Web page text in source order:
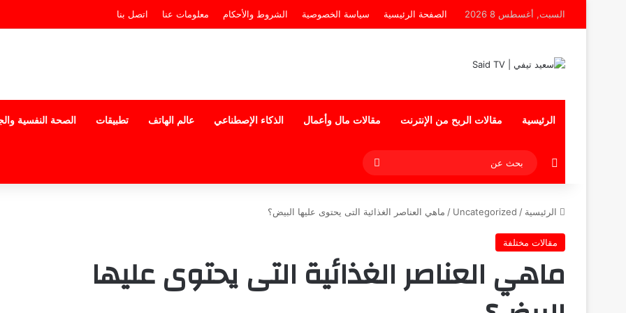
السبت, أغسطس 8 2026 الصفحة الرئيسية سياسة الخصوصية الشروط والأحكام معلومات عنا اتصل بنا
الرئيسية مقالات الربح من الإنترنت مقالات مال وأعمال الذكاء الإصطناعي عالم الهاتف تطبيقات الصحة النفسية
إضافة عمود جانبي
بحث
عن
الرئيسية /
Uncategorized
/ ماهي العناصر الغذائية التى يحتوى عليها البيض؟
مقالات مختلفة
ماهي العناصر الغذائية التى يحتوى عليها